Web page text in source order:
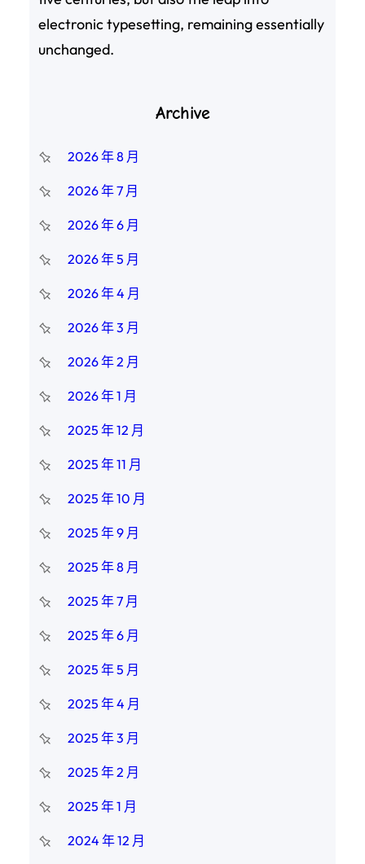
electronic typesetting, remaining essentially
unchanged.
Archive
2026 年 8 月
2026 年 7 月
2026 年 6 月
2026 年 5 月
2026 年 4 月
2026 年 3 月
2026 年 2 月
2026 年 1 月
2025 年 12 月
2025 年 11 月
2025 年 10 月
2025 年 9 月
2025 年 8 月
2025 年 7 月
2025 年 6 月
2025 年 5 月
2025 年 4 月
2025 年 3 月
2025 年 2 月
2025 年 1 月
2024 年 12 月